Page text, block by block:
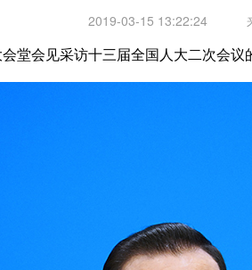
2019-03-15 13:22:24
会见采访十三届全国人大二次会议